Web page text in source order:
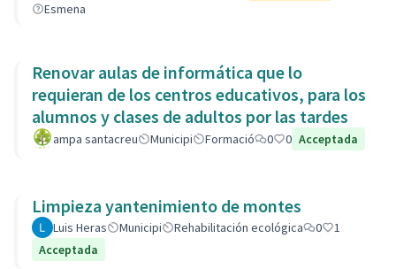
Esmena
Renovar aulas de informática que lo
requieran de los centros educativos, para los
alumnos y clases de adultos por las tardes
ampa santacreu Municipi Formació 0 0 Acceptada
Limpieza yantenimiento de montes
Luis Heras Municipi Rehabilitación ecológica 0
1
Acceptada